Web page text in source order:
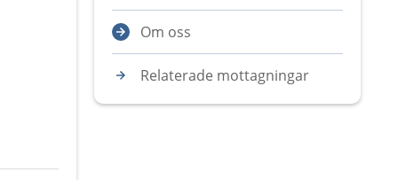
Om oss
Relaterade mottagningar